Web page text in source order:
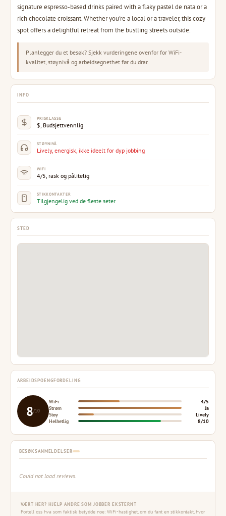
signature espresso-based drinks paired with a flaky pastel de nata or a
rich chocolate croissant. Whether you're a local or a traveler, this cozy
spot offers a delightful retreat from the bustling streets outside.
Planlegger du et besøk? Sjekk vurderingene ovenfor for WiFi-
kvalitet, støynivå og arbeidsegnethet før du drar.
INFO
PRISKLASSE
$, Budsjettvennlig
STØYNIVÅ
Lively, energisk, ikke ideelt for dyp jobbing
WIFI
4/5, rask og pålitelig
STIKKONTAKTER
Tilgjengelig ved de fleste seter
STED
ARBEIDSPOENGFORDELING
8/10
WiFi
4/5
Strøm
Ja
Støy
Lively
Helhetlig
8/10
BESØKSANMELDELSER
Could not load reviews.
VÆRT HER? HJELP ANDRE SOM JOBBER EKSTERNT
Fortell oss hva som faktisk betydde noe: WiFi-hastighet, om du fant en stikkontakt, hvor